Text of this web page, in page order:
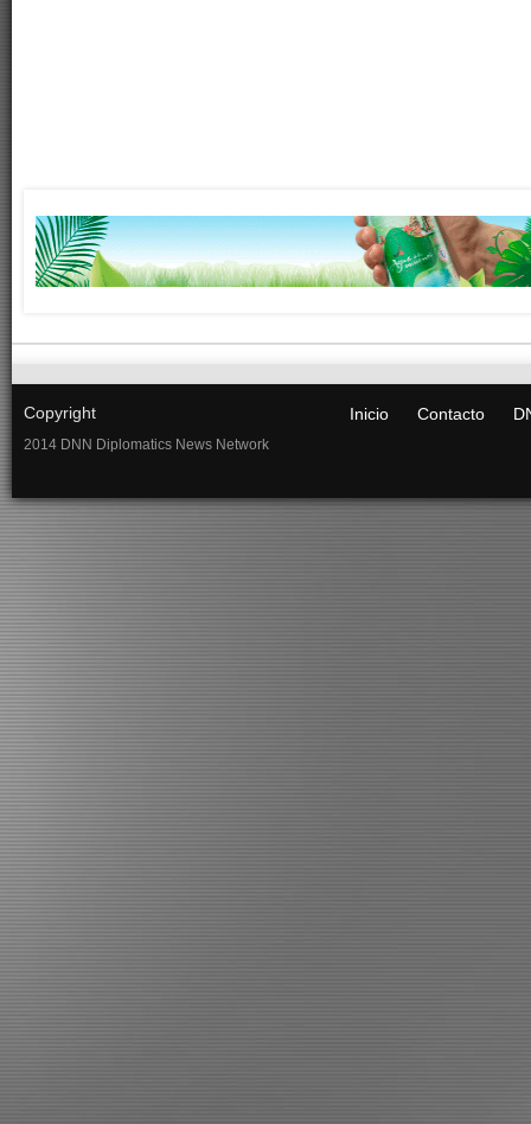
Copyright
2014 DNN Diplomatics News Network
Inicio Contacto